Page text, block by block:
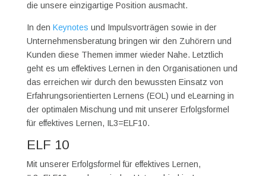
die unsere einzigartige Position ausmacht.
In den Keynotes und Impulsvorträgen sowie in der
Unternehmensberatung bringen wir den Zuhörern und
Kunden diese Themen immer wieder Nahe. Letztlich
geht es um effektives Lernen in den Organisationen und
das erreichen wir durch den bewussten Einsatz von
Erfahrungsorientierten Lernens (EOL) und eLearning in
der optimalen Mischung und mit unserer Erfolgsformel
für effektives Lernen, IL3=ELF10.
ELF 10
Mit unserer Erfolgsformel für effektives Lernen,